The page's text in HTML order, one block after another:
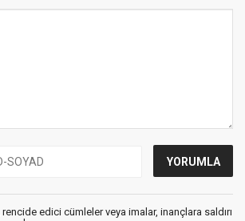
edici cümleler veya imalar, inançlara saldırı